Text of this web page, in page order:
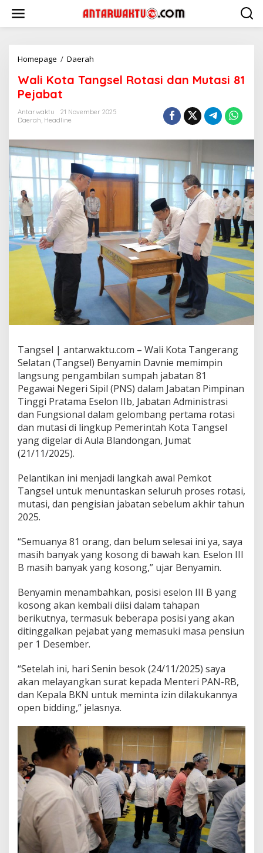
konten
Homepage / Daerah
Tangsel
Rotasi
Mutasi
Wali Kota Tangsel Rotasi dan Mutasi 81
Pejabat
Antarwaktu
21 November 2025
Daerah, Headline
Tangsel | antarwaktu.com – Wali Kota Tangerang
Selatan (Tangsel) Benyamin Davnie memimpin
langsung pengambilan sumpah jabatan 81
Pegawai Negeri Sipil (PNS) dalam Jabatan Pimpinan
Tinggi Pratama Eselon IIb, Jabatan Administrasi
dan Fungsional dalam gelombang pertama rotasi
dan mutasi di lingkup Pemerintah Kota Tangsel
yang digelar di Aula Blandongan, Jumat
(21/11/2025).
Pelantikan ini menjadi langkah awal Pemkot
Tangsel untuk menuntaskan seluruh proses rotasi,
mutasi, dan pengisian jabatan sebelum akhir tahun
2025.
“Semuanya 81 orang, dan belum selesai ini ya, saya
masih banyak yang kosong di bawah kan. Eselon III
B masih banyak yang kosong,” ujar Benyamin.
Benyamin menambahkan, posisi eselon III B yang
kosong akan kembali diisi dalam tahapan
berikutnya, termasuk beberapa posisi yang akan
ditinggalkan pejabat yang memasuki masa pensiun
per 1 Desember.
“Setelah ini, hari Senin besok (24/11/2025) saya
akan melayangkan surat kepada Menteri PAN-RB,
dan Kepala BKN untuk meminta izin dilakukannya
open bidding,” jelasnya.